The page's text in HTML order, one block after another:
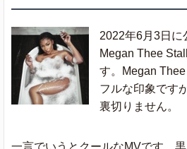
2022年6月3日に
Megan Thee
す。Megan
フルな印象です
裏切りません。
一言でいうとクールなMVです。